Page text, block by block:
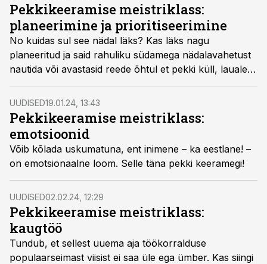
Pekkikeeramise meistriklass:
planeerimine ja prioritiseerimine
No kuidas sul see nädal läks? Kas läks nagu
planeeritud ja said rahuliku südamega nädalavahetust
nautida või avastasid reede õhtul et pekki küll, lauale
on kuhjunud meedetuletustegapost-it’id - “arved välja
saata”, “koosta küsitlus”, “küsi pakkumine”.
UUDISED19.01.24, 13:43
Pekkikeeramise meistriklass:
emotsioonid
Võib kõlada uskumatuna, ent inimene – ka eestlane! –
on emotsionaalne loom. Selle täna pekki keeramegi!
UUDISED02.02.24, 12:29
Pekkikeeramise meistriklass:
kaugtöö
Tundub, et sellest uuema aja töökorralduse
populaarseimast viisist ei saa üle ega ümber. Kas siingi